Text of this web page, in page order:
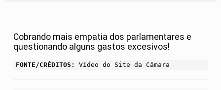
Cobrando mais empatia dos parlamentares e
questionando alguns gastos excesivos!
FONTE/CRÉDITOS: Vídeo do Site da Câmara